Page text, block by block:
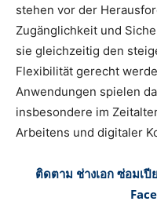
stehen vor der
Zugänglichkeit und
sie gleichzeitig den
Flexibilität gerecht
Anwendungen spielen
insbesondere im
Arbeitens und digitaler
ติดตาม ช่างเอก ซ่อมเ